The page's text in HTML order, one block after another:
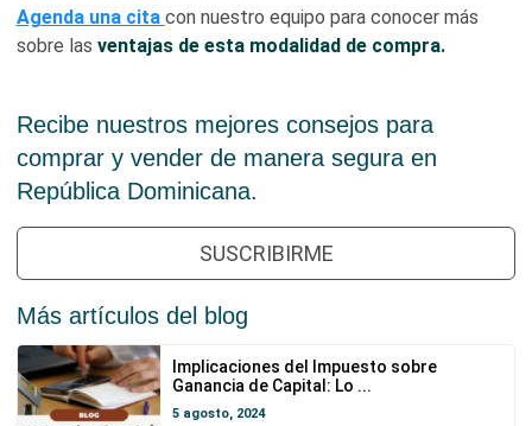
Agenda una cita con nuestro equipo para conocer más
sobre las ventajas de esta modalidad de compra.
Recibe nuestros mejores consejos para
comprar y vender de manera segura en
República Dominicana.
SUSCRIBIRME
Más artículos del blog
Implicaciones del Impuesto sobre
Ganancia de Capital: Lo ...
5 agosto, 2024